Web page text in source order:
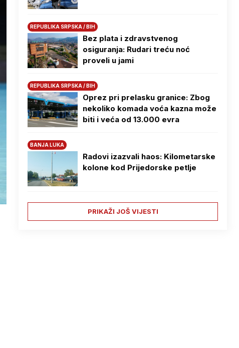
REPUBLIKA SRPSKA / BIH
Bez plata i zdravstvenog
osiguranja: Rudari treću noć
proveli u jami
REPUBLIKA SRPSKA / BIH
Oprez pri prelasku granice: Zbog
nekoliko komada voća kazna može
biti i veća od 13.000 evra
BANJA LUKA
Radovi izazvali haos: Kilometarske
kolone kod Prijedorske petlje
PRIKAŽI JOŠ VIJESTI